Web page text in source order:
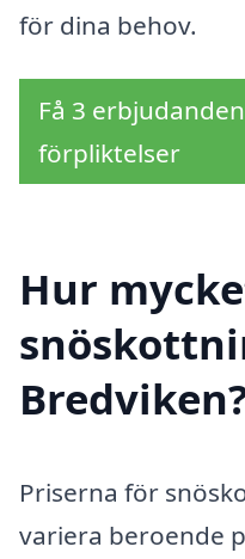
för dina behov.
Få 3
förpliktelser
Hur
Priserna för
variera beroende